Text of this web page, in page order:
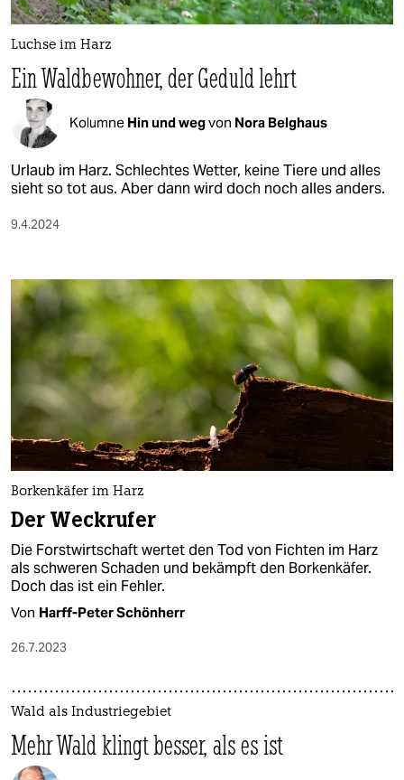
nord
wahrheit
verlag
veranstaltungen
shop
unterstützen
abo
genossenschaft
epaper login
Luchse im Harz
Ein Waldbewohner, der Geduld lehrt
Kolumne Hin und wegvon Nora Belghaus
Urlaub im Harz. Schlechtes Wetter, keine Tiere und alles
sieht so tot aus. Aber dann wird doch noch alles anders.
9.4.2024
Borkenkäfer im Harz
Der Weckrufer
Die Forstwirtschaft wertet den Tod von Fichten im Harz
als schweren Schaden und bekämpft den Borkenkäfer.
Doch das ist ein Fehler.
Von Harff-Peter Schönherr
26.7.2023
Wald als Industriegebiet
Mehr Wald klingt besser, als es ist